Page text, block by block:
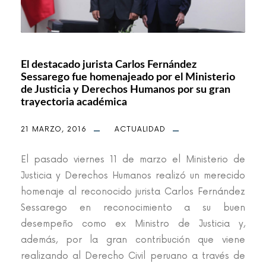
El destacado jurista Carlos Fernández
Sessarego fue homenajeado por el Ministerio
de Justicia y Derechos Humanos por su gran
trayectoria académica
21 MARZO, 2016 ACTUALIDAD
El pasado viernes 11 de marzo el Ministerio de
Justicia y Derechos Humanos realizó un merecido
homenaje al reconocido jurista Carlos Fernández
Sessarego en reconocimiento a su buen
desempeño como ex Ministro de Justicia y,
además, por la gran contribución que viene
realizando al Derecho Civil peruano a través de